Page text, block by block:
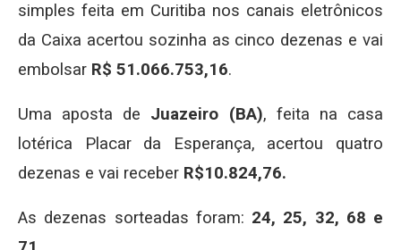
simples feita em Curitiba nos canais eletrônicos
da Caixa acertou sozinha as cinco dezenas e vai
embolsar R$ 51.066.753,16.
Uma aposta de Juazeiro (BA), feita na casa
lotérica Placar da Esperança, acertou quatro
dezenas e vai receber R$10.824,76.
As dezenas sorteadas foram: 24, 25, 32, 68 e